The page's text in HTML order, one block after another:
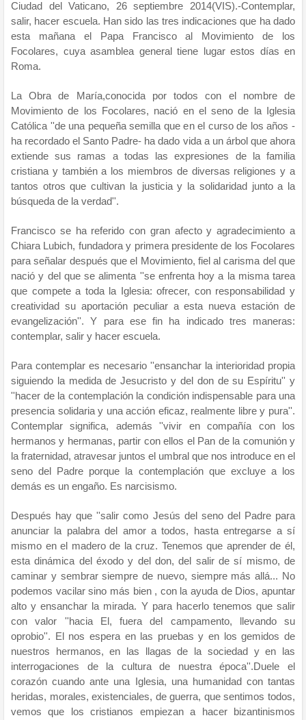
Ciudad del Vaticano, 26 septiembre 2014(VIS).-Contemplar,
salir, hacer escuela. Han sido las tres indicaciones que ha dado
esta mañana el Papa Francisco al Movimiento de los
Focolares, cuya asamblea general tiene lugar estos días en
Roma.
La Obra de María,conocida por todos con el nombre de
Movimiento de los Focolares, nació en el seno de la Iglesia
Católica ''de una pequeña semilla que en el curso de los años -
ha recordado el Santo Padre- ha dado vida a un árbol que ahora
extiende sus ramas a todas las expresiones de la familia
cristiana y también a los miembros de diversas religiones y a
tantos otros que cultivan la justicia y la solidaridad junto a la
búsqueda de la verdad''.
Francisco se ha referido con gran afecto y agradecimiento a
Chiara Lubich, fundadora y primera presidente de los Focolares
para señalar después que el Movimiento, fiel al carisma del que
nació y del que se alimenta ''se enfrenta hoy a la misma tarea
que compete a toda la Iglesia: ofrecer, con responsabilidad y
creatividad su aportación peculiar a esta nueva estación de
evangelización''. Y para ese fin ha indicado tres maneras:
contemplar, salir y hacer escuela.
Para contemplar es necesario ''ensanchar la interioridad propia
siguiendo la medida de Jesucristo y del don de su Espíritu'' y
''hacer de la contemplación la condición indispensable para una
presencia solidaria y una acción eficaz, realmente libre y pura''.
Contemplar significa, además ''vivir en compañía con los
hermanos y hermanas, partir con ellos el Pan de la comunión y
la fraternidad, atravesar juntos el umbral que nos introduce en el
seno del Padre porque la contemplación que excluye a los
demás es un engaño. Es narcisismo.
Después hay que ''salir como Jesús del seno del Padre para
anunciar la palabra del amor a todos, hasta entregarse a sí
mismo en el madero de la cruz. Tenemos que aprender de él,
esta dinámica del éxodo y del don, del salir de sí mismo, de
caminar y sembrar siempre de nuevo, siempre más allá... No
podemos vacilar sino más bien , con la ayuda de Dios, apuntar
alto y ensanchar la mirada. Y para hacerlo tenemos que salir
con valor ''hacia El, fuera del campamento, llevando su
oprobio''. El nos espera en las pruebas y en los gemidos de
nuestros hermanos, en las llagas de la sociedad y en las
interrogaciones de la cultura de nuestra época''.Duele el
corazón cuando ante una Iglesia, una humanidad con tantas
heridas, morales, existenciales, de guerra, que sentimos todos,
vemos que los cristianos empiezan a hacer bizantinismos